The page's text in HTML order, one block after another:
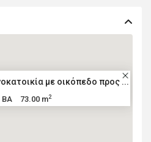
με οικόπεδο προς ...
BA 73.00 m2